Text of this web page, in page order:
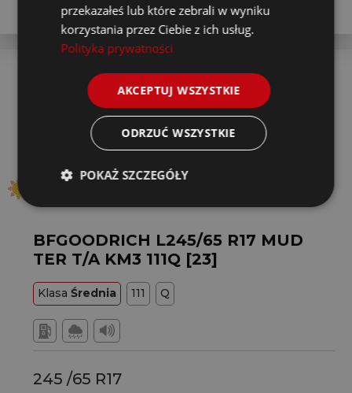
BFGOODRICH L245/65 R17 MUD
TER T/A KM3 111Q [23]
KlasaŚrednia 111 Q
245 /65 R17
przekazałeś lub które zebrali w wyniku
korzystania przez Ciebie z ich usług.
Polityka prywatności
AKCEPTUJ WSZYSTKIE
ODRZUĆ WSZYSTKIE
POKAŻ SZCZEGÓŁY